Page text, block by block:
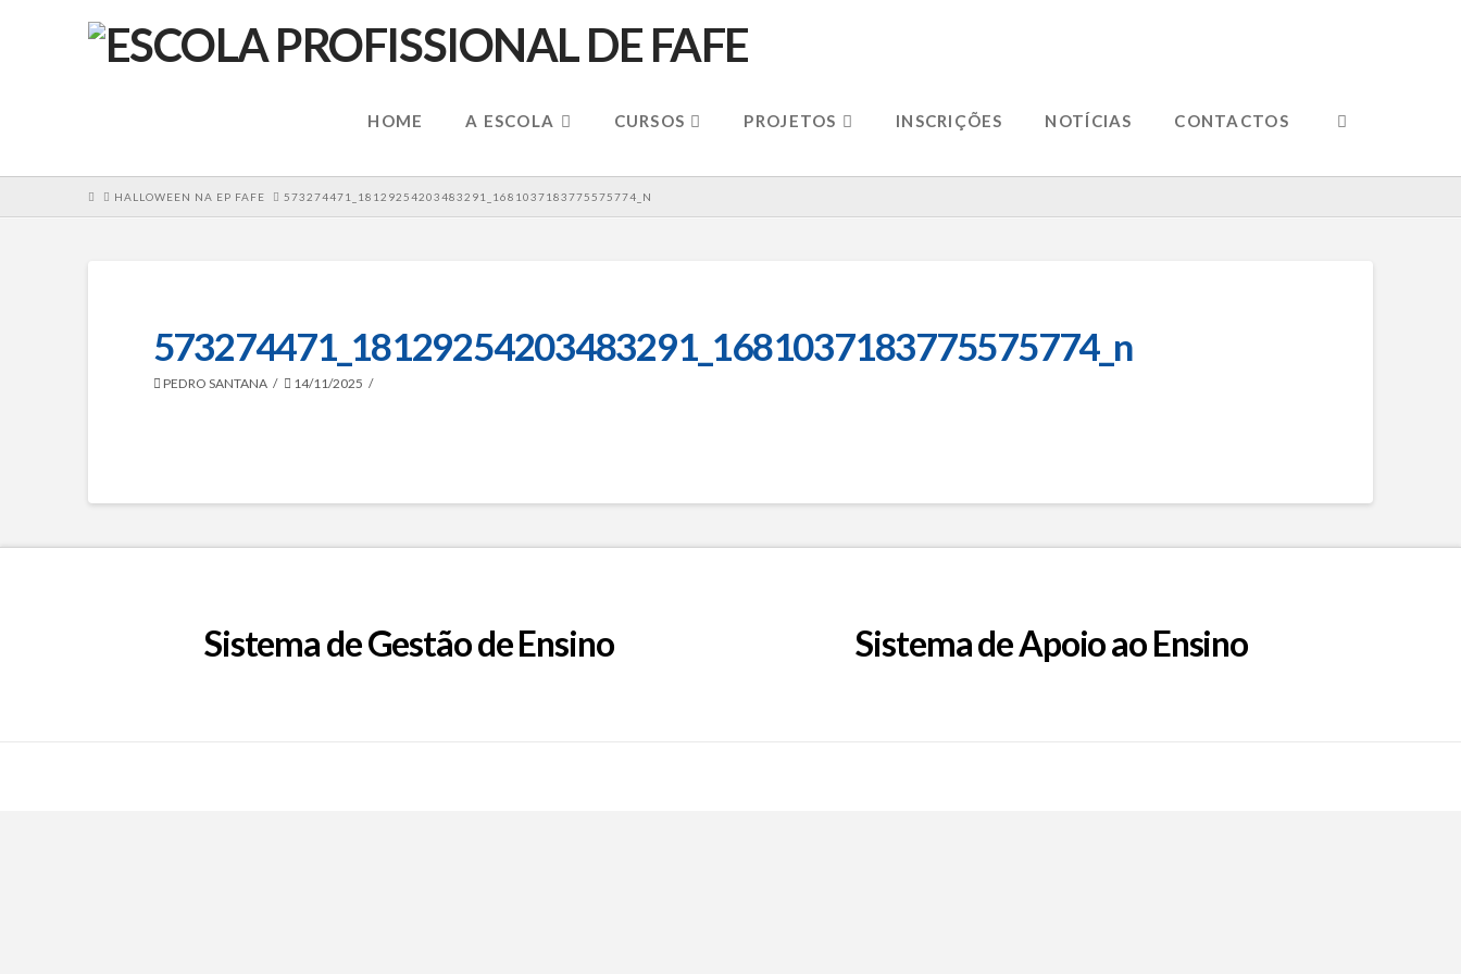
HOME A ESCOLA CURSOS PROJETOS INSCRIÇÕES NOTÍCIAS CONTACTOS
HOMEHALLOWEEN NA EP FAFE 573274471_18129254203483291_1681037183775575774_N
573274471_18129254203483291_1681037183775575774_n
PEDRO SANTANA 14/11/2025
Sistema de Gestão de Ensino Sistema de Apoio ao Ensino